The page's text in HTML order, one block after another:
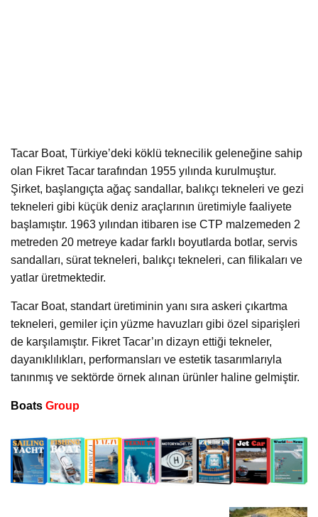
Tacar Boat, Türkiye’deki köklü teknecilik geleneğine sahip
olan Fikret Tacar tarafından 1955 yılında kurulmuştur.
Şirket, başlangıçta ağaç sandallar, balıkçı tekneleri ve gezi
tekneleri gibi küçük deniz araçlarının üretimiyle faaliyete
başlamıştır. 1963 yılından itibaren ise CTP malzemeden 2
metreden 20 metreye kadar farklı boyutlarda botlar, servis
sandalları, sürat tekneleri, balıkçı tekneleri, can filikaları ve
yatlar üretmektedir.
Tacar Boat, standart üretiminin yanı sıra askeri çıkartma
tekneleri, gemiler için yüzme havuzları gibi özel siparişleri
de karşılamıştır. Fikret Tacar’ın dizayn ettiği tekneler,
dayanıklılıkları, performansları ve estetik tasarımlarıyla
tanınmış ve sektörde örnek alınan ürünler haline gelmiştir.
Boats Group